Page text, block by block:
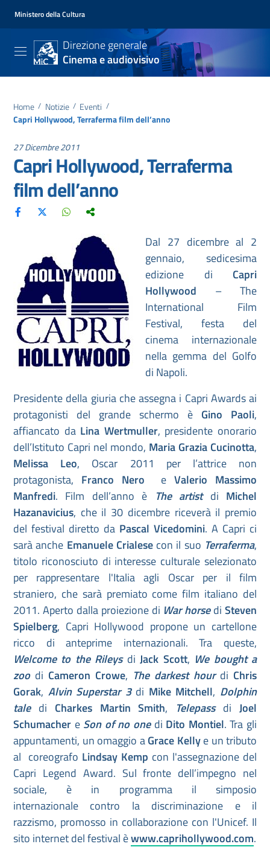
Ministero della Cultura
Direzione generale
Cinema e audiovisivo
Home / Notizie / Eventi /
Capri Hollywood, Terraferma film dell’anno
27 Dicembre 2011
Capri Hollywood, Terraferma
film dell’anno
Dal 27 dicembre al 2
gennaio, sedicesima
edizione di Capri
Hollywood – The
International Film
Festival, festa del
cinema internazionale
nella gemma del Golfo
di Napoli.
Presidente della giuria che assegna i Capri Awards ai
protagonisti del grande schermo è Gino Paoli,
affiancato da Lina Wertmuller, presidente onorario
dell’Istituto Capri nel mondo, Maria Grazia Cucinotta,
Melissa Leo, Oscar 2011 per l’attrice non
protagonista, Franco Nero e Valerio Massimo
Manfredi. Film dell’anno è The artist di Michel
Hazanavicius, che il 30 dicembre riceverà il premio
del festival diretto da Pascal Vicedomini. A Capri ci
sarà anche Emanuele Crialese con il suo Terraferma,
titolo riconosciuto di interesse culturale selezionato
per rappresentare l'Italia agli Oscar per il film
straniero, che sarà premiato come film italiano del
2011. Aperto dalla proiezione di War horsedi Steven
Spielberg, Capri Hollywood propone un cartellone
ricco di anteprime internazionali. Tra queste,
Welcome to the Rileys diJack Scott, We bought a
zoo di Cameron Crowe, The darkest hour di Chris
Gorak, Alvin Superstar 3di Mike Mitchell, Dolphin
tale di Charkes Martin Smith, Telepass diJoel
Schumacher e Son of no one di Dito Montiel. Tra gli
appuntamenti, un omaggio aGrace Kellye un tributo
al coreografo Lindsay Kemp con l'assegnazione del
Capri Legend Award. Sul fronte dell’impegno nel
sociale, è in programma il simposio
internazionale contro la discriminazione e il
razzismo, promosso in collaborazione con l'Unicef. Il
sito internet del festival èwww.caprihollywood.com.